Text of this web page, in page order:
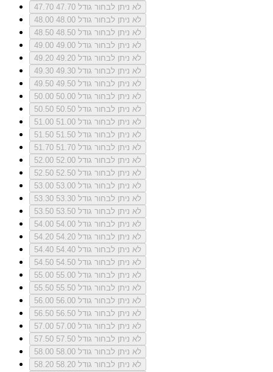
47.70
לא ניתן לבחור גודל 47.70
48.00
לא ניתן לבחור גודל 48.00
48.50
לא ניתן לבחור גודל 48.50
49.00
לא ניתן לבחור גודל 49.00
49.20
לא ניתן לבחור גודל 49.20
49.30
לא ניתן לבחור גודל 49.30
49.50
לא ניתן לבחור גודל 49.50
50.00
לא ניתן לבחור גודל 50.00
50.50
לא ניתן לבחור גודל 50.50
51.00
לא ניתן לבחור גודל 51.00
51.50
לא ניתן לבחור גודל 51.50
51.70
לא ניתן לבחור גודל 51.70
52.00
לא ניתן לבחור גודל 52.00
52.50
לא ניתן לבחור גודל 52.50
53.00
לא ניתן לבחור גודל 53.00
53.30
לא ניתן לבחור גודל 53.30
53.50
לא ניתן לבחור גודל 53.50
54.00
לא ניתן לבחור גודל 54.00
54.20
לא ניתן לבחור גודל 54.20
54.40
לא ניתן לבחור גודל 54.40
54.50
לא ניתן לבחור גודל 54.50
55.00
לא ניתן לבחור גודל 55.00
55.50
לא ניתן לבחור גודל 55.50
56.00
לא ניתן לבחור גודל 56.00
56.50
לא ניתן לבחור גודל 56.50
57.00
לא ניתן לבחור גודל 57.00
57.50
לא ניתן לבחור גודל 57.50
58.00
לא ניתן לבחור גודל 58.00
58.20
לא ניתן לבחור גודל 58.20